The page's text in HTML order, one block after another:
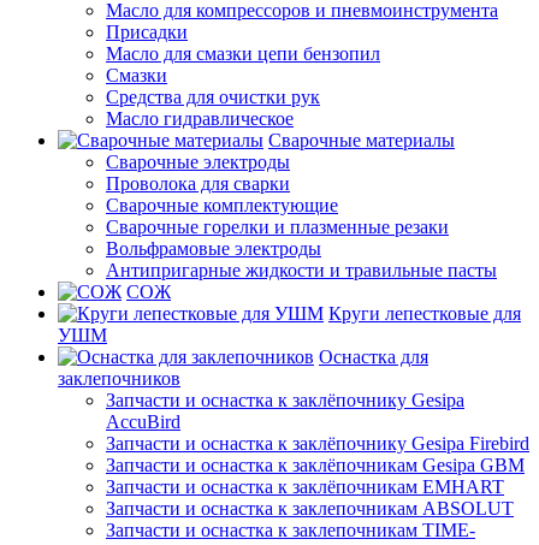
Масло для компрессоров и пневмоинструмента
Присадки
Масло для смазки цепи бензопил
Смазки
Средства для очистки рук
Масло гидравлическое
Сварочные материалы
Сварочные электроды
Проволока для сварки
Сварочные комплектующие
Сварочные горелки и плазменные резаки
Вольфрамовые электроды
Антипригарные жидкости и травильные пасты
СОЖ
Круги лепестковые для
УШМ
Оснастка для
заклепочников
Запчасти и оснастка к заклёпочнику Gesipa
AccuBird
Запчасти и оснастка к заклёпочнику Gesipa Firebird
Запчасти и оснастка к заклёпочникам Gesipa GBM
Запчасти и оснастка к заклёпочникам EMHART
Запчасти и оснастка к заклепочникам ABSOLUT
Запчасти и оснастка к заклепочникам TIME-